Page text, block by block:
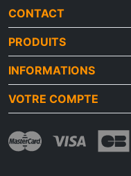
CONTACT
PRODUITS
INFORMATIONS
VOTRE COMPTE